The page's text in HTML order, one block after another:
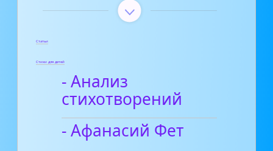
Статьи
Стихи для детей
- Анализ
стихотворений
- Афанасий Фет